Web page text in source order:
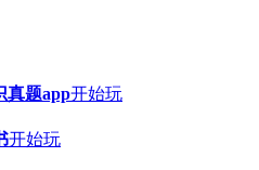
真题app开始玩
开始玩